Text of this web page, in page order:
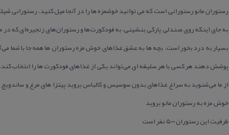
رستوران مانو رستورانی است كه می توانید خوشمزه ها را در آنجا میل كنید. رستورانی
به جای اینكه روی صندلی پاركی بنشینی، به فودكورت‌ها و رستوران‌های زنجیره‌ای كه
بسیار به درد بخور است. بچه ها به عشق غذاهای خوش مزه رستوران ها همه جا با شما
پوشش دهند هر كسی با هر سلیقه ای می‌تواند یكی از غذاهای فودكورت ها را انتخاب كند.
از ما می‌شنوید به سراغ غذاهای بدون سوسیس و كالباس بروید پیتزا های مرغ و
خوش مزه به رستوران مانو بروید
ظرفیت این رستوران ۵۰۰ نفر است